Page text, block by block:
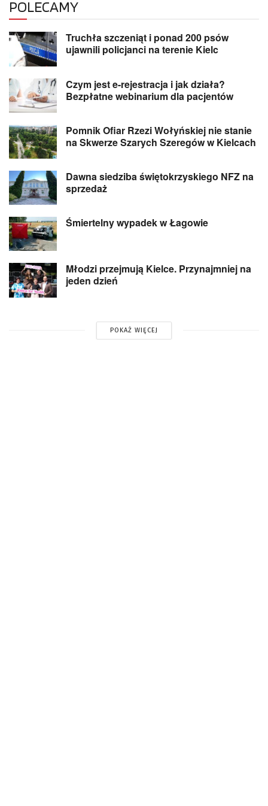
POLECAMY
Truchła szczeniąt i ponad 200 psów
ujawnili policjanci na terenie Kielc
Czym jest e-rejestracja i jak działa?
Bezpłatne webinarium dla pacjentów
Pomnik Ofiar Rzezi Wołyńskiej nie stanie
na Skwerze Szarych Szeregów w Kielcach
Dawna siedziba świętokrzyskiego NFZ na
sprzedaż
Śmiertelny wypadek w Łagowie
Młodzi przejmują Kielce. Przynajmniej na
jeden dzień
POKAŻ WIĘCEJ